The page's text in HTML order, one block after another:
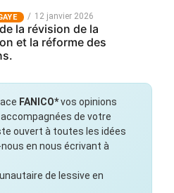
12 janvier 2026
la révision de la
et la réforme des
FANICO*vos opinions
de votre
ouvert à toutes les idées
en nous écrivant à
de lessive en